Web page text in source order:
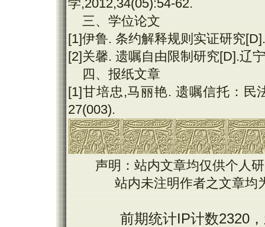
学,2012,34(05):54-62.
三、学位论文
[1]伊鲁. 条约解释规则实证研究
[2]关馨. 遗嘱自由限制研究[D].辽
四、报纸文章
[1]甘培忠,马丽艳. 遗嘱信托：民
27(003).
声明：站内文章均仅供个人
站内未注明作者之文章均
前期统计IP计数2320